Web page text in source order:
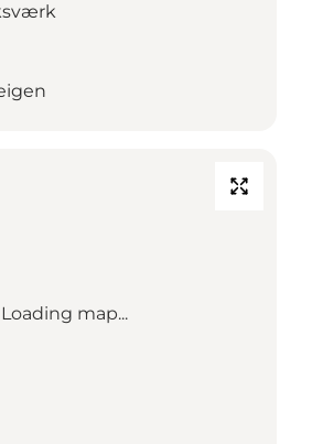
Loading map...